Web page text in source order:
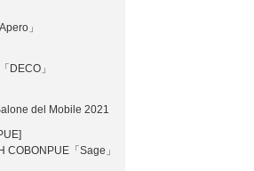
」
DECO」
del Mobile 2021
COBONPUE「Sage」